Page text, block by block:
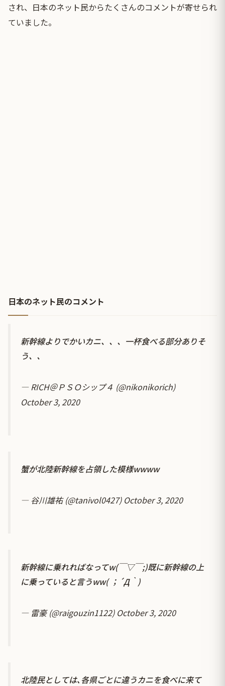
され、日本のネット民からたくさんのコメントが寄せられ
ていました。
日本のネット民のコメント
新幹線よりでかいカニ、、、一杯食べる部分ありそ
う、、
— RICH＠ＰＳＯシップ４ (@nikonikorich)
October 3, 2020
蟹が北陸新幹線を占領した模様wwww
— 谷川雄祐 (@tanivol0427) October 3, 2020
新幹線に乗れればなってw(￣▽￣;)既に新幹線の上
に乗っていると言うww( ；´Д｀)
— 雷豪 (@raigouzin1122) October 3, 2020
北陸民としては､各県ごとに違うカニを食べに来て